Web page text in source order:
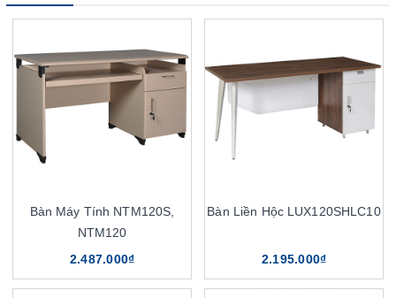
Bàn Máy Tính NTM120S,
NTM120
2.487.000₫
Bàn Liền Hộc LUX120SHLC10
2.195.000₫